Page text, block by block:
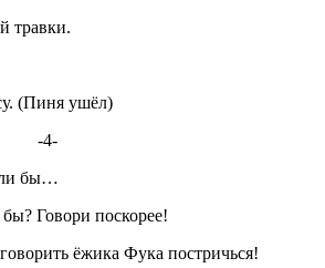
травки.
(Пиня ушёл)
бы…
Говори поскорее!
ёжика Фука постричься!